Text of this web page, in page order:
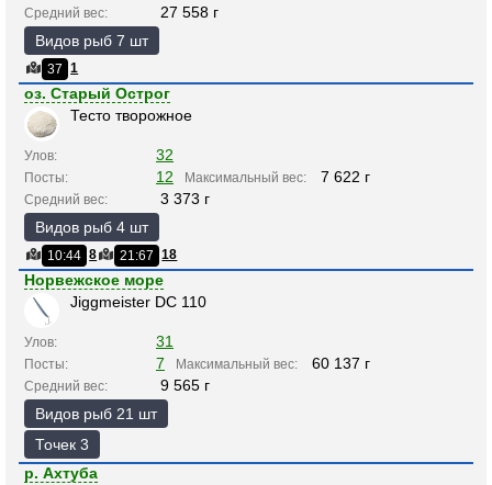
Средний вес:
27 558 г
Видов рыб 7 шт
37 1
оз. Старый Острог
Тесто творожное
Улов: 32
Посты: 12 Максимальный вес: 7 622 г
Средний вес:
3 373 г
Видов рыб 4 шт
10:44 8 21:67 18
Норвежское море
Jiggmeister DC 110
Улов: 31
Посты: 7 Максимальный вес: 60 137 г
Средний вес:
9 565 г
Видов рыб 21 шт
Точек 3
р. Ахтуба